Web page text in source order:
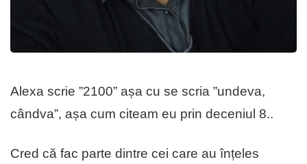
Alexa scrie ”2100” așa cu se scria ”undeva,
cândva”, așa cum citeam eu prin deceniul 8..
Cred că fac parte dintre cei care au înțeles